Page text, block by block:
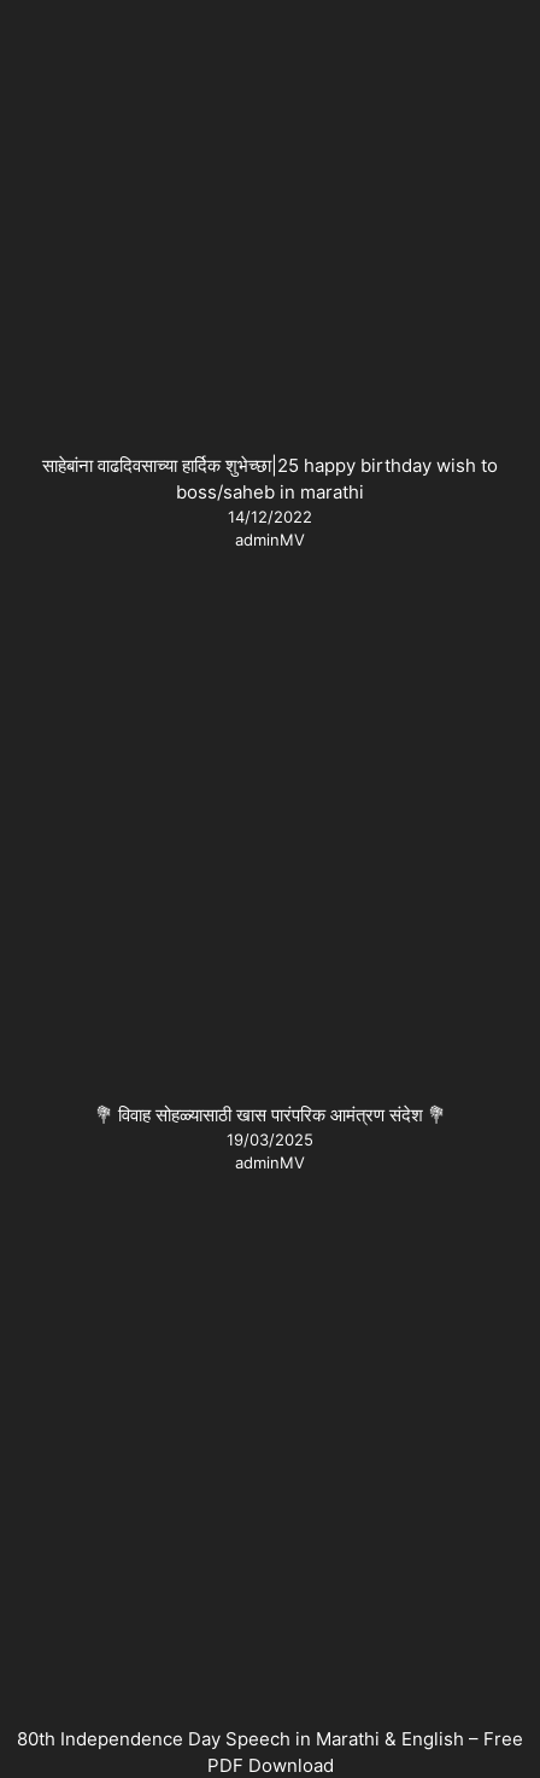
साहेबांना वाढदिवसाच्या हार्दिक शुभेच्छा|25 happy birthday wish to
boss/saheb in marathi
14/12/2022
adminMV
💐 विवाह सोहळ्यासाठी खास पारंपरिक आमंत्रण संदेश 💐
19/03/2025
adminMV
80th Independence Day Speech in Marathi & English – Free
PDF Download